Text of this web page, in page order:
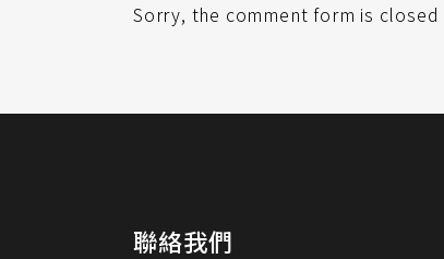
Sorry, the comment form is
聯絡我們